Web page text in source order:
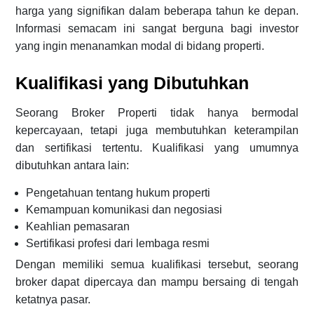
harga yang signifikan dalam beberapa tahun ke depan.
Informasi semacam ini sangat berguna bagi investor
yang ingin menanamkan modal di bidang properti.
Kualifikasi yang Dibutuhkan
Seorang Broker Properti tidak hanya bermodal
kepercayaan, tetapi juga membutuhkan keterampilan
dan sertifikasi tertentu. Kualifikasi yang umumnya
dibutuhkan antara lain:
Pengetahuan tentang hukum properti
Kemampuan komunikasi dan negosiasi
Keahlian pemasaran
Sertifikasi profesi dari lembaga resmi
Dengan memiliki semua kualifikasi tersebut, seorang
broker dapat dipercaya dan mampu bersaing di tengah
ketatnya pasar.